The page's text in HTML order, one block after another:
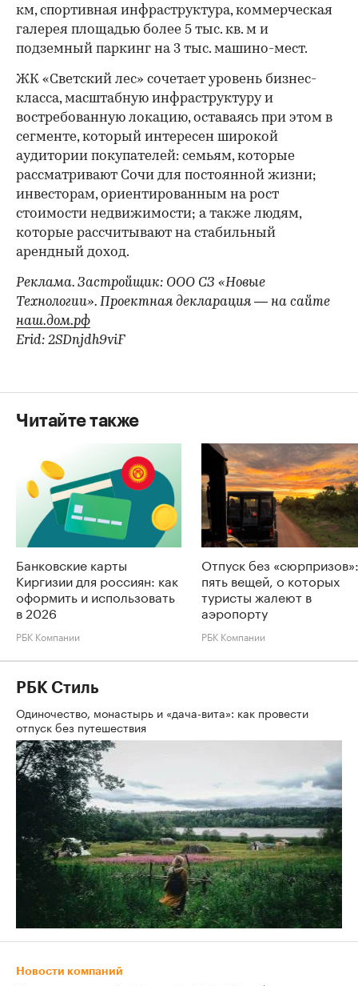
00:00
км, спортивная инфраструктура, коммерческая
галерея площадью более 5 тыс. кв. м и
подземный паркинг на 3 тыс. машино-мест.
ЖК «Светский лес» сочетает уровень бизнес-
класса, масштабную инфраструктуру и
востребованную локацию, оставаясь при этом в
сегменте, который интересен широкой
аудитории покупателей: семьям, которые
рассматривают Сочи для постоянной жизни;
инвесторам, ориентированным на рост
стоимости недвижимости; а также людям,
которые рассчитывают на стабильный
арендный доход.
Реклама. Застройщик: ООО СЗ «Новые
Технологии». Проектная декларация — на сайте
наш.дом.рф
Erid: 2SDnjdh9viF
Читайте также
Банковские карты
Киргизии для россиян: как
оформить и использовать
в 2026
РБК Компании
Отпуск без «сюрпризов»:
пять вещей, о которых
туристы жалеют в
аэропорту
РБК Компании
РБК Стиль
Одиночество, монастырь и «дача-вита»: как провести
отпуск без путешествия
Новости компаний